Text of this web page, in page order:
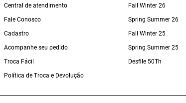
Central de atendimento
Fale Conosco
Cadastro
Acompanhe seu pedido
Troca Fácil
Política de Troca e Devolução
Fall Winter 26
Spring Summer 26
Fall Winter 25
Spring Summer 25
Desfile 50Th